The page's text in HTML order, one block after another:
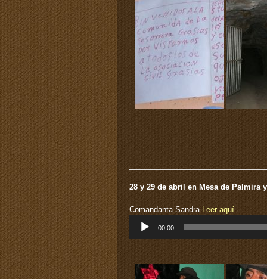
28 y 29 de abril en Mesa de Palmira
Comandanta Sandra Leer aquí
Reproductor
00:00